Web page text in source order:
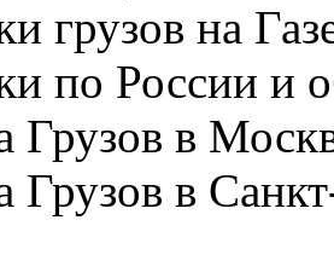
грузов на
по России и
Грузов в
Грузов в